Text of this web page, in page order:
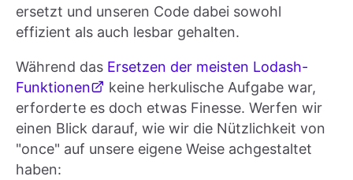
ersetzt und unseren Code dabei sowohl
effizient als auch lesbar gehalten.
Während das Ersetzen der meisten Lodash-
Funktionen
keine herkulische Aufgabe war,
erforderte es doch etwas Finesse. Werfen wir
einen Blick darauf, wie wir die Nützlichkeit von
"once" auf unsere eigene Weise achgestaltet
haben: